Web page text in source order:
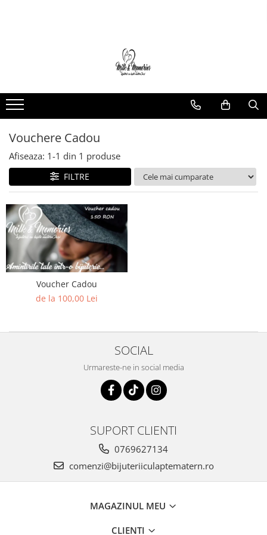
Brățări argint
Brățări șnur
Cercei
Cercei aur
Cercei argint
Inele
Inele aur
Inele argint
Pandantive
Pandantive aur
Pandantive argint
Vouchere Cadou
Seturi din argint
Vouchere Cadou
Afiseaza: 1-1 din 1 produse
FILTRE
Voucher Cadou
de la 100,00 Lei
SOCIAL
Urmareste-ne in social media
SUPORT CLIENTI
0769627134
comenzi@bijuteriiculaptematern.ro
MAGAZINUL MEU
CLIENTI